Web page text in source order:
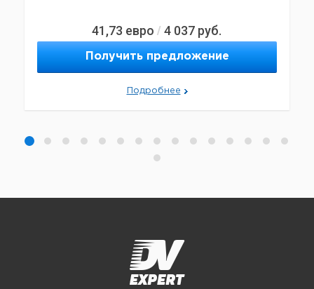
41,73 евро / 4 037 руб.
Получить предложение
Подробнее